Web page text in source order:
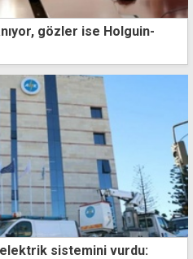
gözler ise Holguin-
elektrik sistemini vurdu: